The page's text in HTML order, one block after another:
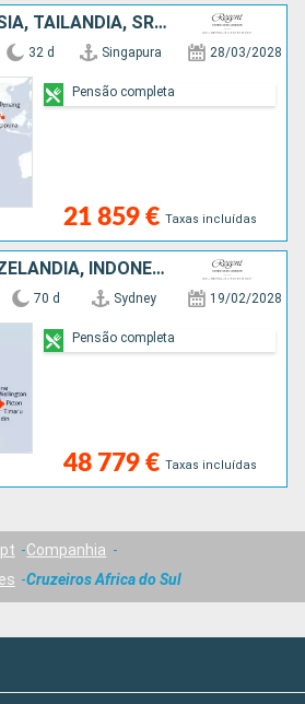
SINGAPURA, MALÁSIA, TAILÂNDIA, SRI LANKA, MALDIVAS, SEYCHELLES, MADAGÁSCAR, MAURICE, FRANÇA, AFRICA DO SUL
32 d Singapura 28/03/2028
21 859 € Taxas incluídas
Pensão completa
AUSTRALIA, NOVA ZELANDIA, INDONÉSIA, SINGAPURA, MALÁSIA, TAILÂNDIA, SRI LANKA, MALDIVAS, SEYCHELLES, MADAGÁSCAR, MAURICE, FRANÇA, AFRICA DO SUL
70 d Sydney 19/02/2028
48 779 € Taxas incluídas
Pensão completa
Companhia
Cruzeiros Africa do Sul